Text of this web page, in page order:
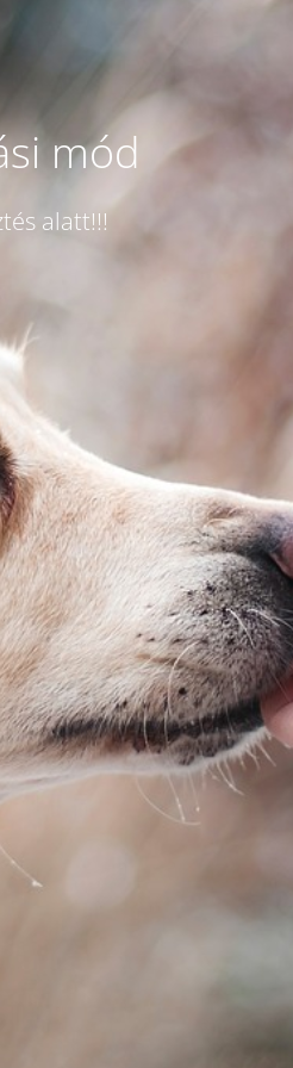
mód
alatt!!!